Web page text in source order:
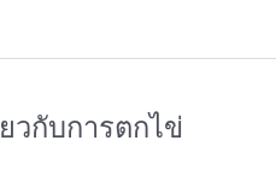
วกับการตกไข่